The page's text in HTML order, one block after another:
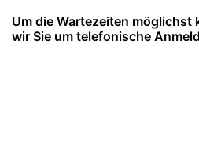
Um die Wartezeiten möglichst
wir Sie um telefonische